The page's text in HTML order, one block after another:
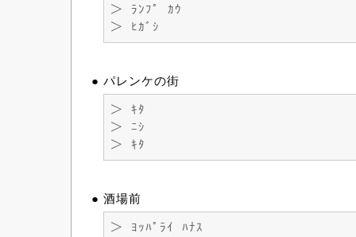
＞ ﾗﾝﾌﾟ ｶｳ
＞ ﾋｶﾞｼ
● パレンケの街
＞ ｷﾀ
＞ ﾆｼ
＞ ｷﾀ
● 酒場前
＞ ﾖｯﾊﾟﾗｲ ﾊﾅｽ